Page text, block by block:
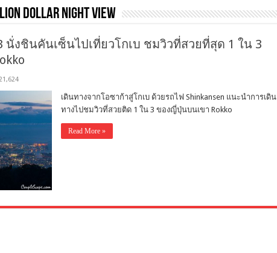
Dollar Night View
นั่งชินคันเซ็นไปเที่ยวโกเบ ชมวิวที่สวยที่สุด 1 ใน 3
เดินทางจากโอซาก้าสู่โกเบ ด้วยรถไฟ Shinkansen แนะนำการเดิน
ทางไปชมวิวที่สวยติด 1 ใน 3 ของญี่ปุ่นบนเขา Rokko
Read More »